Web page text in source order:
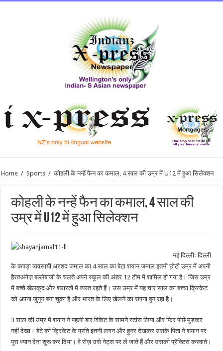
Home / Sports / काेहली के नन्हें फैन का कमाल, 4 साल की उम्र में U12 में हुआ सिलेक्शन
काेहली के नन्हें फैन का कमाल, 4 साल की
उम्र में U12 में हुआ सिलेक्शन
नई दिल्लीः दिल्ली
के कपड़ा व्यवसायी अरशद जमाल का 4 साल का बेटा शयान जमाल इतनी छोटी उम्र में अपनी
हैरतअंगेज़ बल्लेबाजी के चलते अपने स्कूल की अंडर 12 टीम में शामिल हो गया है। जिस उम्र
में बच्चे खेलकूद और शरारताें में व्यस्त रहते हैं। उस उम्र में यह चार साल का बच्चा क्रिकेट
को अपना जुनून बना चुका है और भारत के लिए खेलने का सपना बुन रहा है।
3 साल की उम्र में शयान ने पहली बार विकेट के सामने स्टांस लिया और फिर पीछे मुड़कर
नहीं देखा। बेटे की क्रिकेट के प्रति इतनी लगन और हुनर देखकर उसके पिता ने शयान पर
पूरा ध्यान देना शुरू कर दिया। वे रोज़ उसे नेट्‍स पर ले जाते हैं और उसकी प्रैक्टिस करवाते।